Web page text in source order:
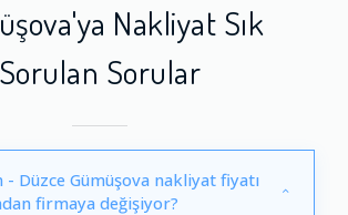
Nakliyat Sık
Sorulan Sorular
- Düzce Gümüşova nakliyat fiyatı
firmaya değişiyor?